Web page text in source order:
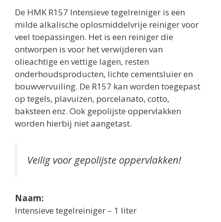
De HMK R157 Intensieve tegelreiniger is een
milde alkalische oplosmiddelvrije reiniger voor
veel toepassingen. Het is een reiniger die
ontworpen is voor het verwijderen van
olieachtige en vettige lagen, resten
onderhoudsproducten, lichte cementsluier en
bouwvervuiling. De R157 kan worden toegepast
op tegels, plavuizen, porcelanato, cotto,
baksteen enz. Ook gepolijste oppervlakken
worden hierbij niet aangetast.
Veilig voor gepolijste oppervlakken!
Naam:
Intensieve tegelreiniger – 1 liter